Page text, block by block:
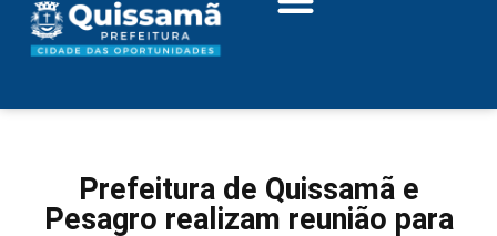
Prefeitura de Quissamã e
Pesagro realizam reunião para